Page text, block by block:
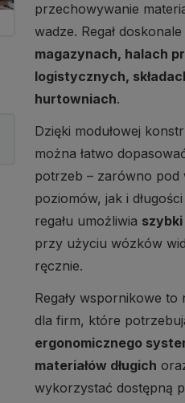
przechowywanie
wadze. Regał
magazynach, halach
logistycznych,
hurtowniach.
Dzięki modułowej
można łatwo
potrzeb – zarówno pod
poziomów, jak i
regału umożliwia szybki
przy użyciu wózków
ręcznie.
Regały wspornikowe
dla firm, które
ergonomicznego
materiałów długich
wykorzystać dostępną